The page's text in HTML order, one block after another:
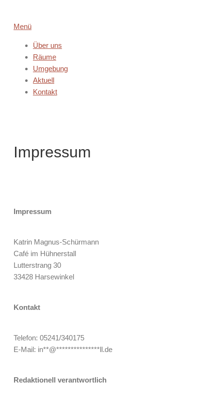
Zum
springen
Menü
Über uns
Räume
Umgebung
Aktuell
Kontakt
Impressum
Impressum
Katrin Magnus-Schürmann
Café im Hühnerstall
Lutterstrang 30
33428 Harsewinkel
Kontakt
Telefon: 05241/340175
E-Mail: in**@***************ll.de
Redaktionell verantwortlich